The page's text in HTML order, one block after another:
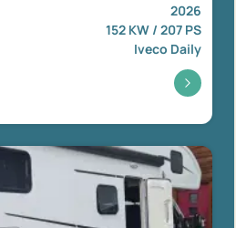
2026
152 KW / 207 PS
Iveco Daily